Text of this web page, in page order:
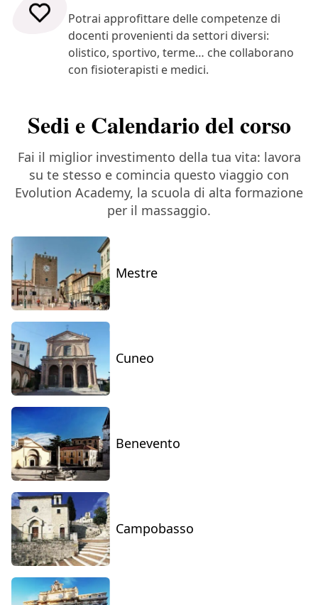
Potrai approfittare delle competenze di
docenti provenienti da settori diversi:
olistico, sportivo, terme… che collaborano
con fisioterapisti e medici.
Sedi e Calendario del corso
Fai il miglior investimento della tua vita: lavora
su te stesso e comincia questo viaggio con
Evolution Academy, la scuola di alta formazione
per il massaggio.
Mestre
Cuneo
Benevento
Campobasso